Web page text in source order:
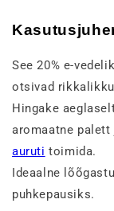
See 20% e-
otsivad
Hingake
aromaatne
auruti toimida.
Ideaalne
puhkepausiks.